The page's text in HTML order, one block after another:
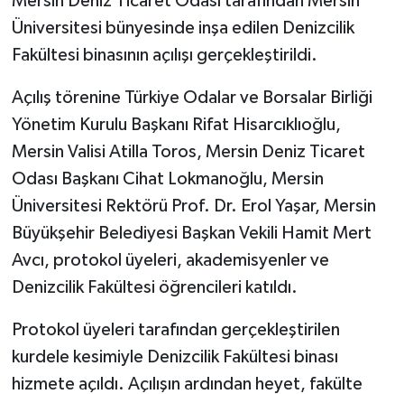
Üniversitesi bünyesinde inşa edilen Denizcilik
Fakültesi binasının açılışı gerçekleştirildi.
Açılış törenine Türkiye Odalar ve Borsalar Birliği
Yönetim Kurulu Başkanı Rifat Hisarcıklıoğlu,
Mersin Valisi Atilla Toros, Mersin Deniz Ticaret
Odası Başkanı Cihat Lokmanoğlu, Mersin
Üniversitesi Rektörü Prof. Dr. Erol Yaşar, Mersin
Büyükşehir Belediyesi Başkan Vekili Hamit Mert
Avcı, protokol üyeleri, akademisyenler ve
Denizcilik Fakültesi öğrencileri katıldı.
Protokol üyeleri tarafından gerçekleştirilen
kurdele kesimiyle Denizcilik Fakültesi binası
hizmete açıldı. Açılışın ardından heyet, fakülte
Sürmanşet
Teknoloji
Yaşam